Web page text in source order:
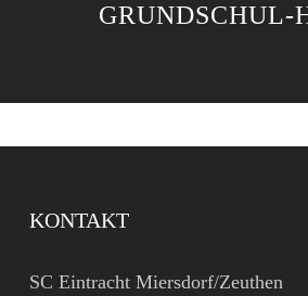
GRUNDSCHUL-
KONTAKT
SC Eintracht Miersdorf/Zeuthen